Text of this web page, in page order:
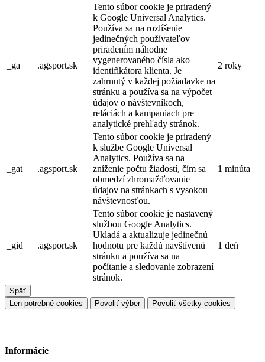
_ga .agsport.sk
Tento súbor cookie je priradený
k Google Universal Analytics.
Používa sa na rozlíšenie
jedinečných používateľov
priradením náhodne
vygenerovaného čísla ako
identifikátora klienta. Je
zahrnutý v každej požiadavke na
stránku a používa sa na výpočet
údajov o návštevníkoch,
reláciách a kampaniach pre
analytické prehľady stránok.
2 roky
_gat .agsport.sk
Tento súbor cookie je priradený
k službe Google Universal
Analytics. Používa sa na
zníženie počtu žiadostí, čím sa
obmedzí zhromažďovanie
údajov na stránkach s vysokou
návštevnosťou.
1 minúta
_gid .agsport.sk
Tento súbor cookie je nastavený
službou Google Analytics.
Ukladá a aktualizuje jedinečnú
hodnotu pre každú navštívenú
stránku a používa sa na
počítanie a sledovanie zobrazení
stránok.
1 deň
Späť
Len potrebné cookies
Povoliť výber Povoliť všetky cookies
Informácie